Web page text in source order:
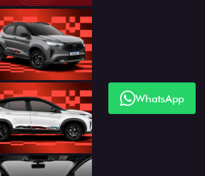
WhatsApp